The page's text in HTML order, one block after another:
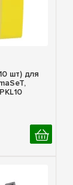
шт) для